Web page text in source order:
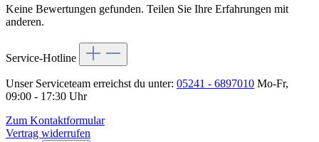
Keine Bewertungen gefunden. Teilen Sie Ihre Erfahrungen mit
anderen.
Service-Hotline
Unser Serviceteam erreichst du unter: 05241 - 6897010 Mo-Fr,
09:00 - 17:30 Uhr
Zum Kontaktformular
Vertrag widerrufen